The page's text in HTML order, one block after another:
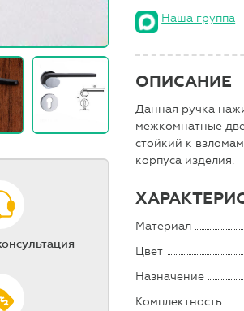
Наша группа
ОПИСАНИЕ
Данная ручка
межкомнатные
стойкий к
корпуса изделия.
Материал
Цвет
Назначение
Комплектность